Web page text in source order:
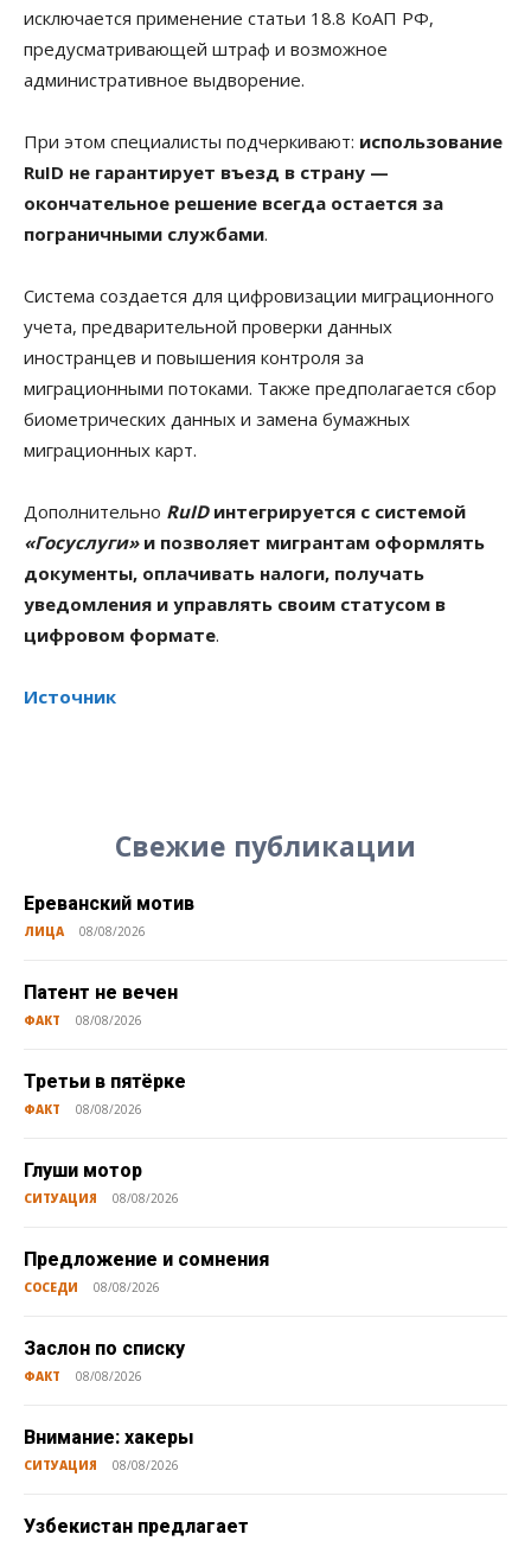
исключается применение статьи 18.8 КоАП РФ,
предусматривающей штраф и возможное
административное выдворение.
При этом специалисты подчеркивают: использование
RuID не гарантирует въезд в страну —
окончательное решение всегда остается за
пограничными службами.
Система создается для цифровизации миграционного
учета, предварительной проверки данных
иностранцев и повышения контроля за
миграционными потоками. Также предполагается сбор
биометрических данных и замена бумажных
миграционных карт.
Дополнительно RuIDинтегрируется с системой
«Госуслуги»и позволяет мигрантам оформлять
документы, оплачивать налоги, получать
уведомления и управлять своим статусом в
цифровом формате.
Источник
Свежие публикации
Ереванский мотив
ЛИЦА 08/08/2026
Патент не вечен
ФАКТ 08/08/2026
Третьи в пятёрке
ФАКТ 08/08/2026
Глуши мотор
СИТУАЦИЯ 08/08/2026
Предложение и сомнения
СОСЕДИ 08/08/2026
Заслон по списку
ФАКТ 08/08/2026
Внимание: хакеры
СИТУАЦИЯ 08/08/2026
Узбекистан предлагает